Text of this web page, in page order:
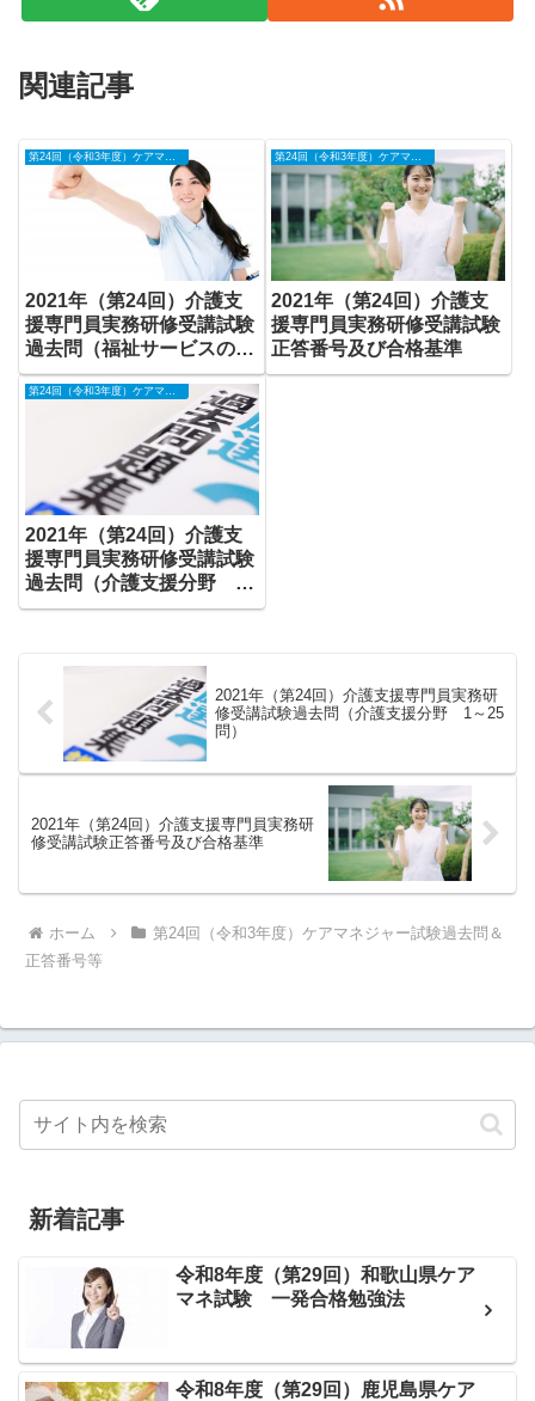
関連記事
第24回（令和3年度）ケアマネジャー試験過去問＆正答番号等
2021年（第24回）介護支
援専門員実務研修受講試験
過去問（福祉サービスの知
識等 46～60問）
第24回（令和3年度）ケアマネジャー試験過去問＆正答番号等
2021年（第24回）介護支
援専門員実務研修受講試験
正答番号及び合格基準
2021年（第24回）介護支
援専門員実務研修受講試験
過去問（介護支援分野 1
～25問）
2021年（第24回）介護支援専門員実務研
修受講試験過去問（介護支援分野 1～25
問）
2021年（第24回）介護支援専門員実務研
修受講試験正答番号及び合格基準
ホーム
第24回（令和3年度）ケアマネジャー試験過去問＆
正答番号等
新着記事
令和8年度（第29回）和歌山県ケア
マネ試験 一発合格勉強法
令和8年度（第29回）鹿児島県ケア